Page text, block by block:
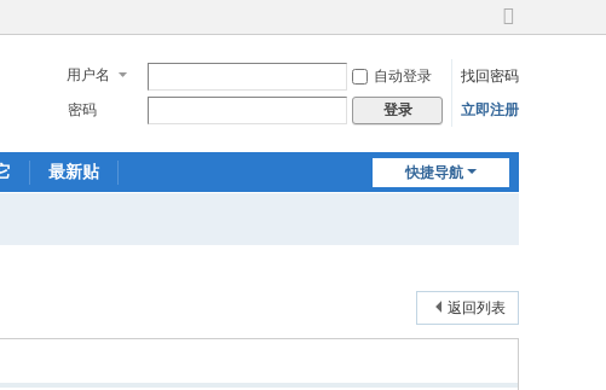
切
到
宽
用户名 自动登录
找回密码
密码
登录 立即注册
快捷导航
最新贴
返回列表